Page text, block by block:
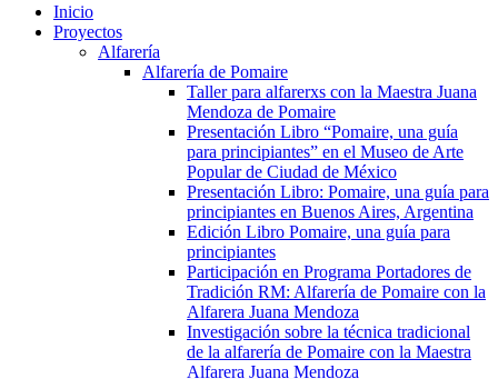
Inicio
Proyectos
Alfarería
Alfarería de Pomaire
Taller para alfarerxs con la Maestra Juana
Mendoza de Pomaire
Presentación Libro “Pomaire, una guía
para principiantes” en el Museo de Arte
Popular de Ciudad de México
Presentación Libro: Pomaire, una guía para
principiantes en Buenos Aires, Argentina
Edición Libro Pomaire, una guía para
principiantes
Participación en Programa Portadores de
Tradición RM: Alfarería de Pomaire con la
Alfarera Juana Mendoza
Investigación sobre la técnica tradicional
de la alfarería de Pomaire con la Maestra
Alfarera Juana Mendoza